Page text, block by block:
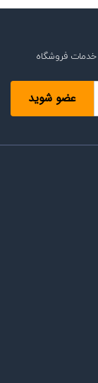
فروشگاه